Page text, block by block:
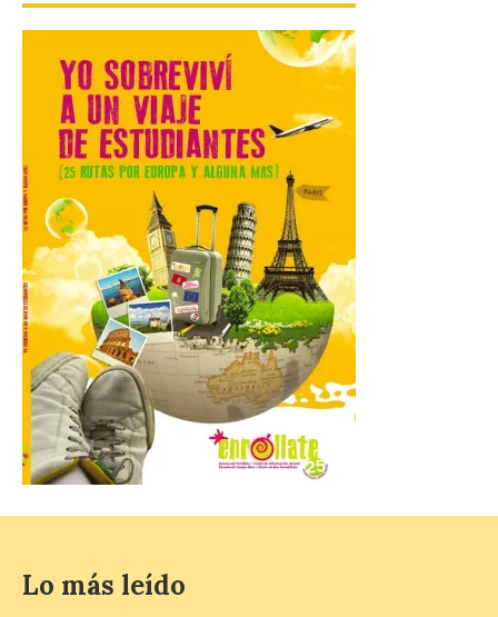
La Comarca de las Cinco
Villas, un lugar ideal para
ver el eclipse solar
9 Ago 2026
El próximo 12 de agosto
se producirá el fenómeno
natural excepcional que
podrá verse en muchos
puntos de la comarca,
pero hay que recordar que la observación
debe hacerse siguiendo las pautas de
seguridad recomendadas. La Comarca de
Cinco Villas […]
La vigésima fotografía de
León de…viaje nos llega
desde el Pic d’Angonella
en el Principat d’Andorra
Nueva edición de León
Lo más leído